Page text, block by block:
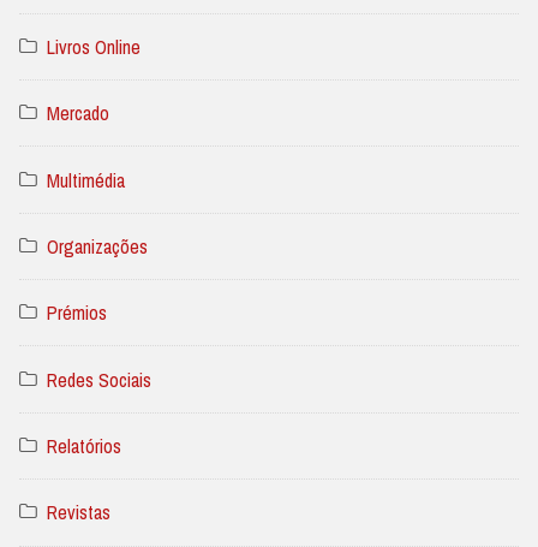
Livros Online
Mercado
Multimédia
Organizações
Prémios
Redes Sociais
Relatórios
Revistas